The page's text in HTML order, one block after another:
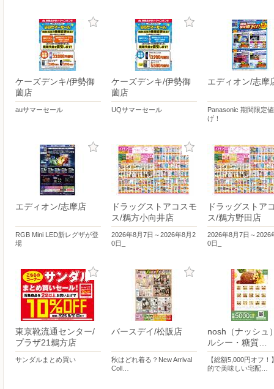
ケーズデンキ/伊勢御
薗店
auサマーセール
ケーズデンキ/伊勢御
薗店
UQサマーセール
エディオン/志摩
Panasonic 期間限定
げ！
エディオン/志摩店
RGB Mini LED新レグザが登
場
ドラッグストアコスモ
ス/鵜方小向井店
2026年8月7日～2026年8月2
0日_
ドラッグストア
ス/鵜方野田店
2026年8月7日～2026
0日_
東京靴流通センター/
プラザ21鵜方店
サンダルまとめ買い
バースデイ/松阪店
秋はどれ着る？New Arrival
Coll…
nosh（ナッシュ
ルシー・糖質…
【総額5,000円オフ！
的で美味しい宅配…